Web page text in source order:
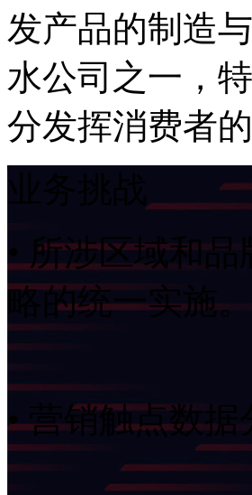
发产品的制造与
水公司之一
分发挥消费者的
• 所涉区域和品
略的统一实施。
• 营销触点数据